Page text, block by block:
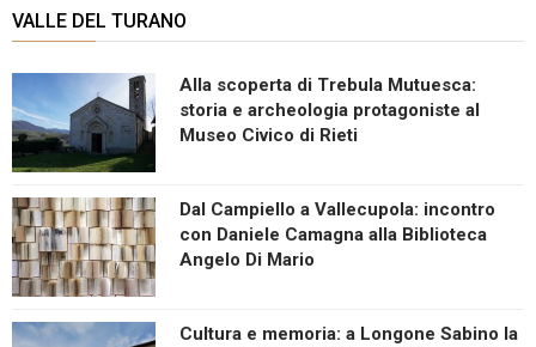
VALLE DEL TURANO
Alla scoperta di Trebula Mutuesca:
storia e archeologia protagoniste al
Museo Civico di Rieti
Dal Campiello a Vallecupola: incontro
con Daniele Camagna alla Biblioteca
Angelo Di Mario
Cultura e memoria: a Longone Sabino la